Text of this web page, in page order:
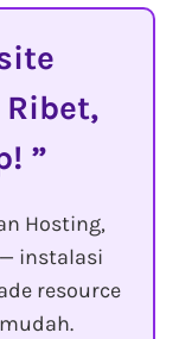
Ribet,
Hosting,
instalasi
resource